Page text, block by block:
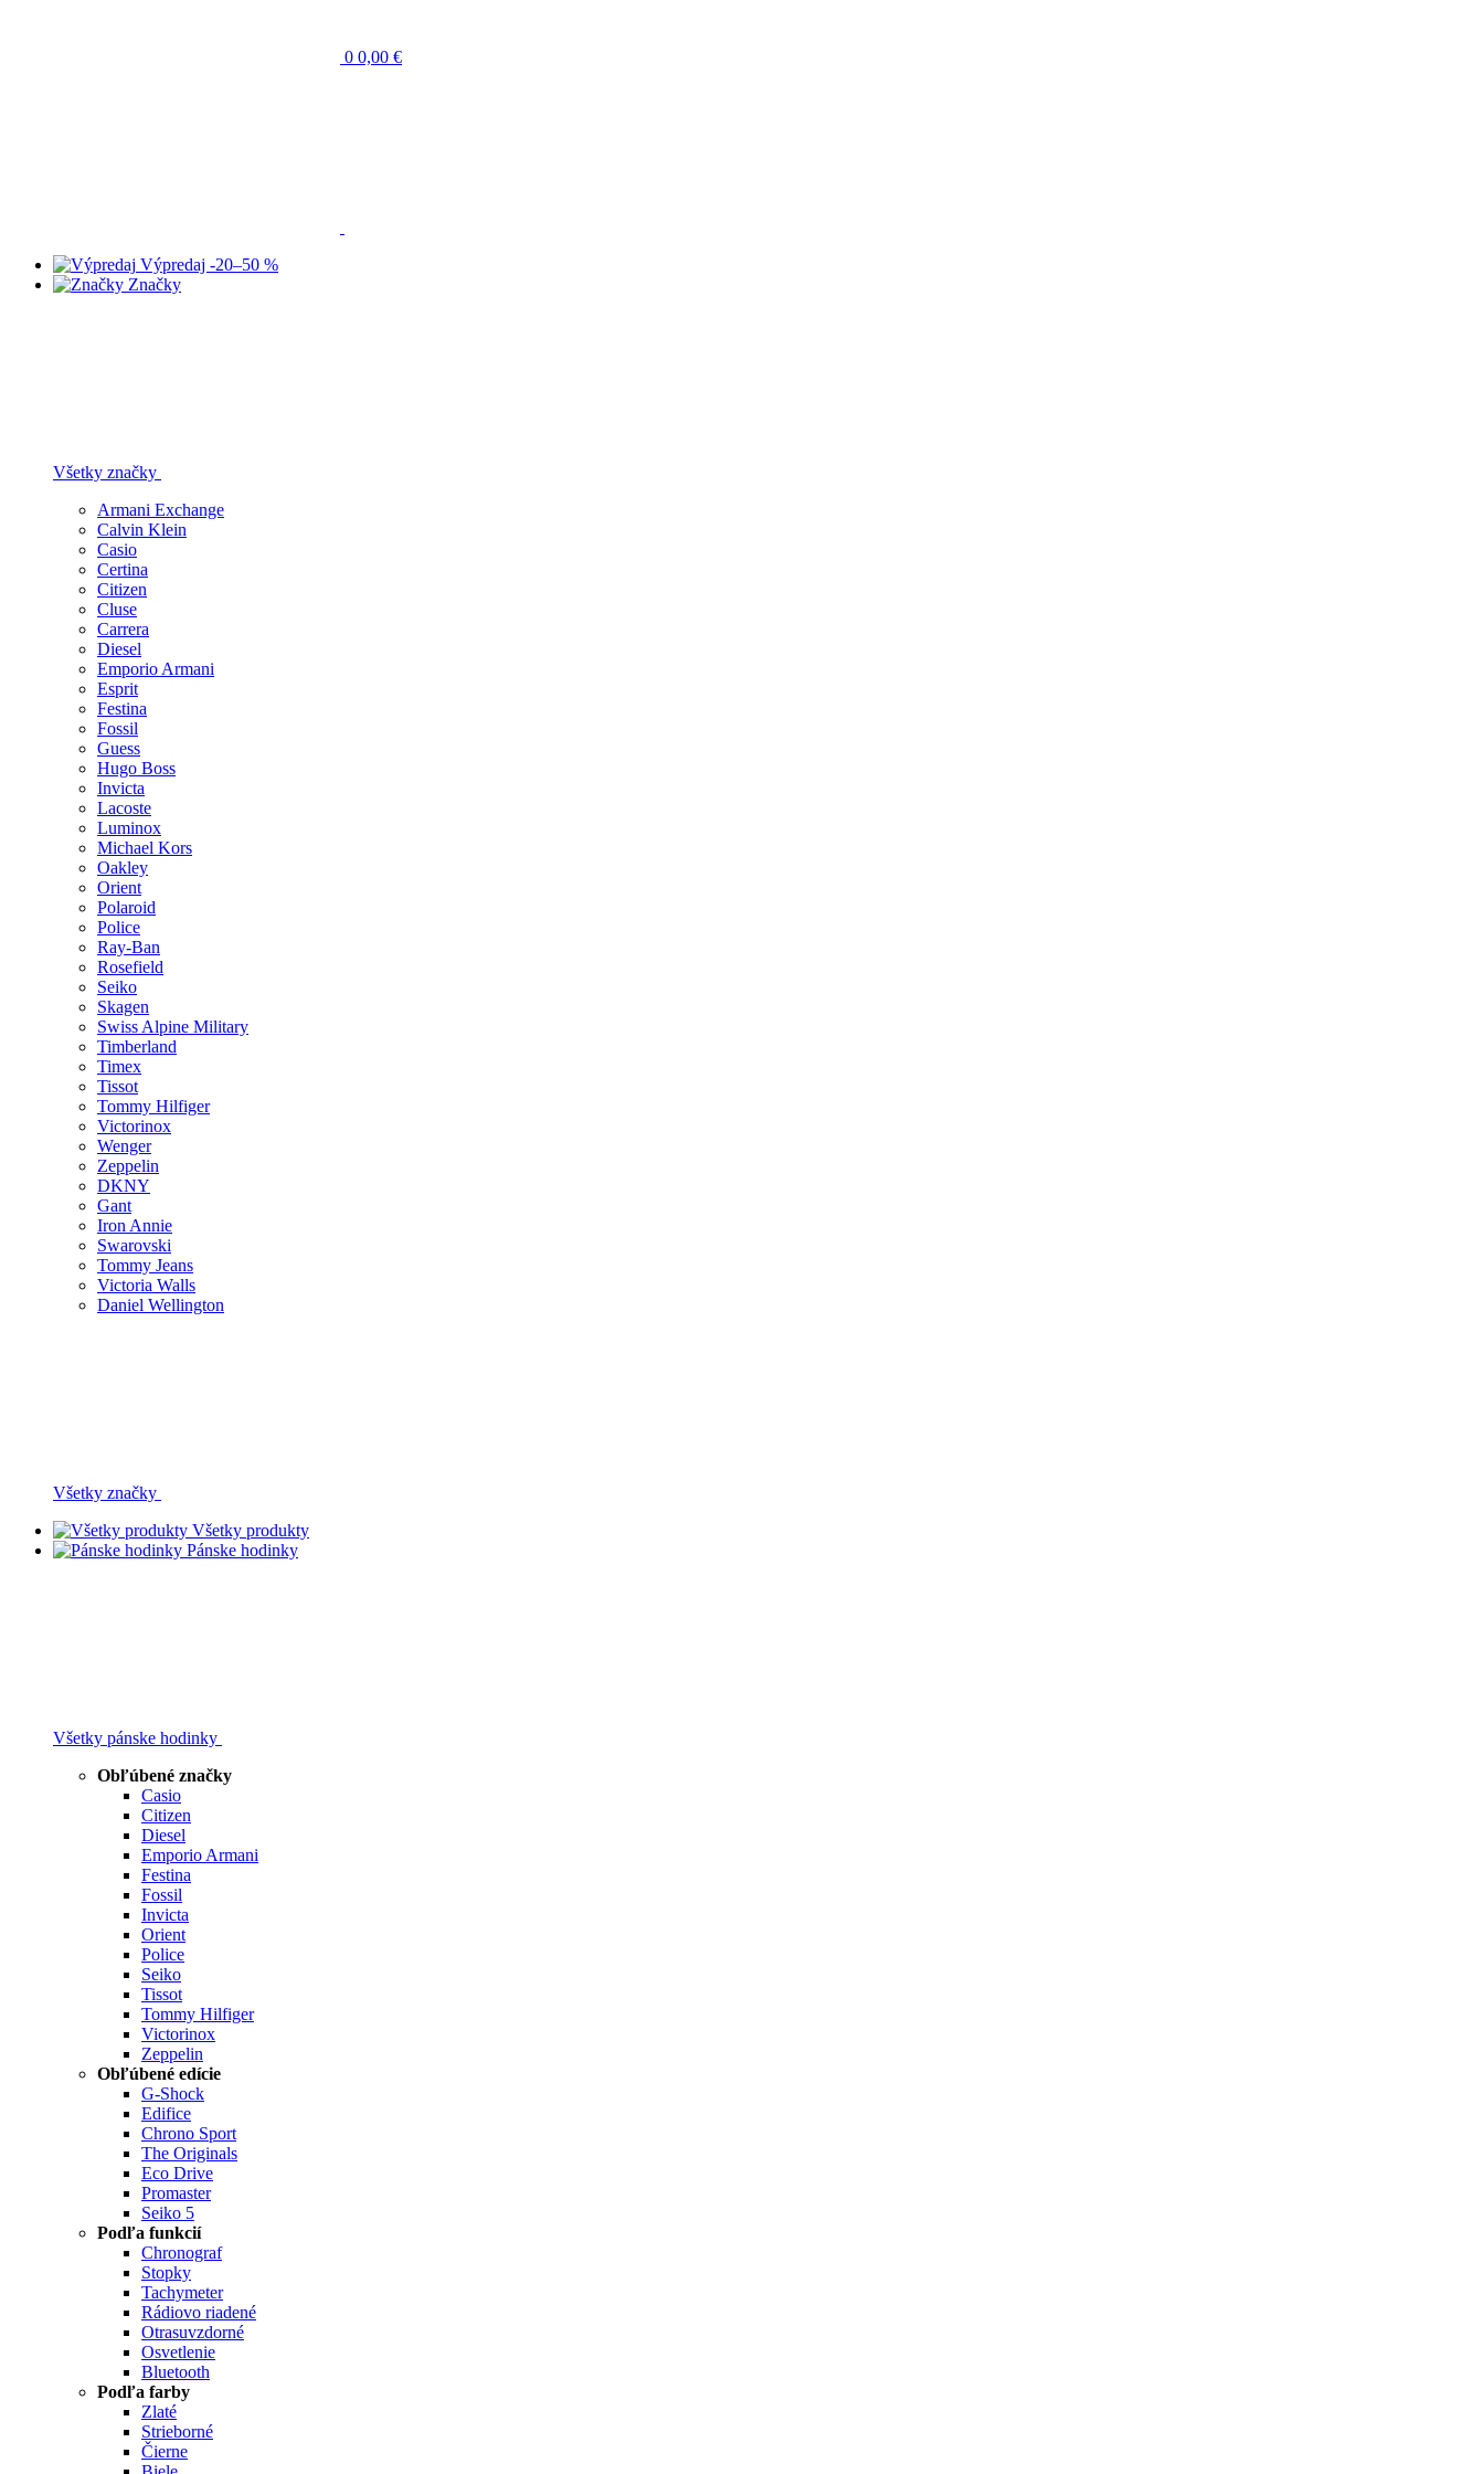
0 0,00 €
Výpredaj -20–50 %
Značky
Všetky značky
Armani Exchange
Calvin Klein
Casio
Certina
Citizen
Cluse
Carrera
Diesel
Emporio Armani
Esprit
Festina
Fossil
Guess
Hugo Boss
Invicta
Lacoste
Luminox
Michael Kors
Oakley
Orient
Polaroid
Police
Ray-Ban
Rosefield
Seiko
Skagen
Swiss Alpine Military
Timberland
Timex
Tissot
Tommy Hilfiger
Victorinox
Wenger
Zeppelin
DKNY
Gant
Iron Annie
Swarovski
Tommy Jeans
Victoria Walls
Daniel Wellington
Všetky značky
Všetky produkty
Pánske hodinky
Všetky pánske hodinky
Obľúbené značky
Casio
Citizen
Diesel
Emporio Armani
Festina
Fossil
Invicta
Orient
Police
Seiko
Tissot
Tommy Hilfiger
Victorinox
Zeppelin
Obľúbené edície
G-Shock
Edifice
Chrono Sport
The Originals
Eco Drive
Promaster
Seiko 5
Podľa funkcií
Chronograf
Stopky
Tachymeter
Rádiovo riadené
Otrasuvzdorné
Osvetlenie
Bluetooth
Podľa farby
Zlaté
Strieborné
Čierne